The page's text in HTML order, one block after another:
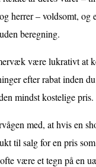
herrer – voldsomt, og
beregning.
være lukrativt at
efter rabat inden
mindst kostelige pris.
med, at hvis en
til salg for en pris
være et tegn på en